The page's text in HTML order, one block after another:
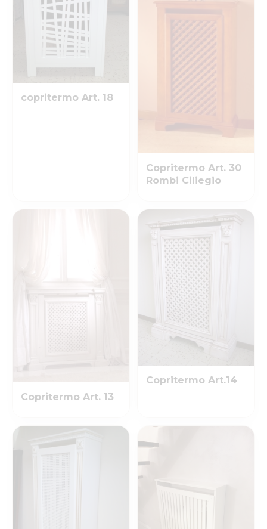
copritermo Art. 18
Copritermo Art. 30
Rombi Ciliegio
Copritermo Art. 13
Copritermo Art.14